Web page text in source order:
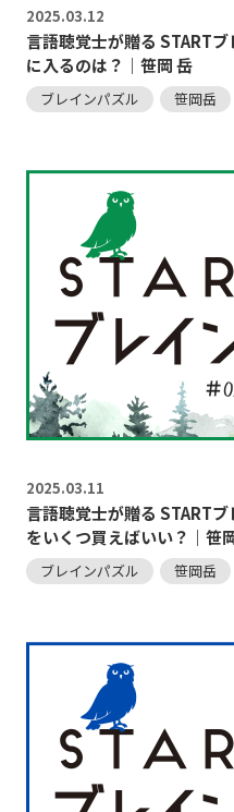
2025.03.12
言語聴覚士が贈る START
に入るのは？｜笹岡 岳
ブレインパズル 笹岡岳
2025.03.11
言語聴覚士が贈る START
をいくつ買えばいい？｜笹
ブレインパズル 笹岡岳